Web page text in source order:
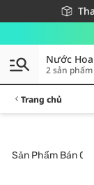
Miễn
Giao hàng
Nước
2 sản phẩm
Trang chủ